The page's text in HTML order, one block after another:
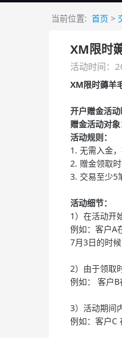
当前位置: 首页 >
XM限时
活动时间：
XM限时薅羊
开户赠金活动
赠金活动对象
活动规则：
1. 无需入金
2. 赠金领取
3. 交易至少5
活动细节：
1）在活动开
例如：客户A
7月3日的时
2）由于领取
例如： 客户
3）活动期间
例如：客户C